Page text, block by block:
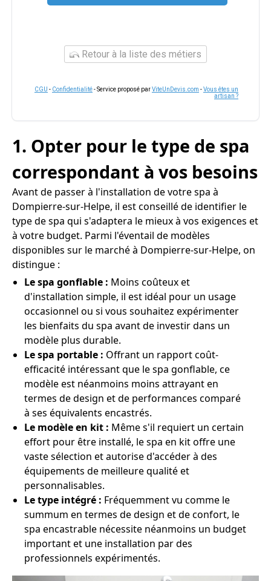
Retour à la liste des métiers
CGU - Confidentialité- Service proposé parViteUnDevis.com -Vous êtes un
artisan ?
1. Opter pour le type de spa
correspondant à vos besoins
Avant de passer à l'installation de votre spa à
Dompierre-sur-Helpe, il est conseillé de identifier le
type de spa qui s'adaptera le mieux à vos exigences et
à votre budget. Parmi l'éventail de modèles
disponibles sur le marché à Dompierre-sur-Helpe, on
distingue :
Le spa gonflable : Moins coûteux et
d'installation simple, il est idéal pour un usage
occasionnel ou si vous souhaitez expérimenter
les bienfaits du spa avant de investir dans un
modèle plus durable.
Le spa portable : Offrant un rapport coût-
efficacité intéressant que le spa gonflable, ce
modèle est néanmoins moins attrayant en
termes de design et de performances comparé
à ses équivalents encastrés.
Le modèle en kit : Même s'il requiert un certain
effort pour être installé, le spa en kit offre une
vaste sélection et autorise d'accéder à des
équipements de meilleure qualité et
personnalisables.
Le type intégré : Fréquemment vu comme le
summum en termes de design et de confort, le
spa encastrable nécessite néanmoins un budget
important et une installation par des
professionnels expérimentés.